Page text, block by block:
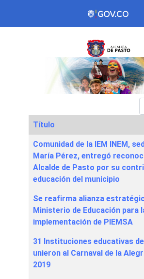
Articles
Título
Comunidad de la IEM INEM,
María Pérez, entregó
Alcalde de Pasto por su
educación del municipio
Se reafirma alianza
Ministerio de Educación para
implementación de PIEMSA
31 Instituciones educativas
unieron al Carnaval de la
2019